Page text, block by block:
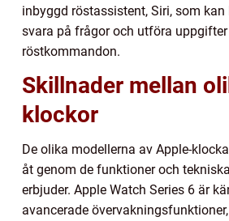
inbyggd röstassistent, Siri, som
svara på frågor och utföra
röstkommandon.
Skillnader mellan
klockor
De olika modellerna av Apple-
åt genom de funktioner och
erbjuder. Apple Watch Series 6 är
avancerade